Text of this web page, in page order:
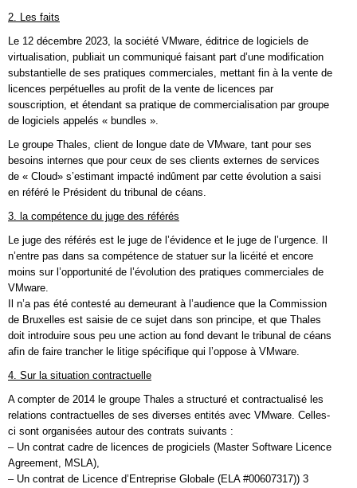
2. Les faits
Le 12 décembre 2023, la société VMware, éditrice de logiciels de
virtualisation, publiait un communiqué faisant part d’une modification
substantielle de ses pratiques commerciales, mettant fin à la vente de
licences perpétuelles au profit de la vente de licences par
souscription, et étendant sa pratique de commercialisation par groupe
de logiciels appelés « bundles ».
Le groupe Thales, client de longue date de VMware, tant pour ses
besoins internes que pour ceux de ses clients externes de services
de « Cloud» s’estimant impacté indûment par cette évolution a saisi
en référé le Président du tribunal de céans.
3. la compétence du juge des référés
Le juge des référés est le juge de l’évidence et le juge de l’urgence. Il
n’entre pas dans sa compétence de statuer sur la licéité et encore
moins sur l’opportunité de l’évolution des pratiques commerciales de
VMware.
Il n’a pas été contesté au demeurant à l’audience que la Commission
de Bruxelles est saisie de ce sujet dans son principe, et que Thales
doit introduire sous peu une action au fond devant le tribunal de céans
afin de faire trancher le litige spécifique qui l’oppose à VMware.
4. Sur la situation contractuelle
A compter de 2014 le groupe Thales a structuré et contractualisé les
relations contractuelles de ses diverses entités avec VMware. Celles-
ci sont organisées autour des contrats suivants :
– Un contrat cadre de licences de progiciels (Master Software Licence
Agreement, MSLA),
– Un contrat de Licence d’Entreprise Globale (ELA #00607317)) 3